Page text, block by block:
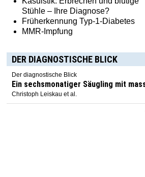
Stühle – Ihre Diagnose?
Früherkennung Typ-1-Diabetes
MMR-Impfung
DER DIAGNOSTISCHE BLICK
Der diagnostische Blick
Ein sechsmonatiger Säugling mit
Christoph Leiskau et al.